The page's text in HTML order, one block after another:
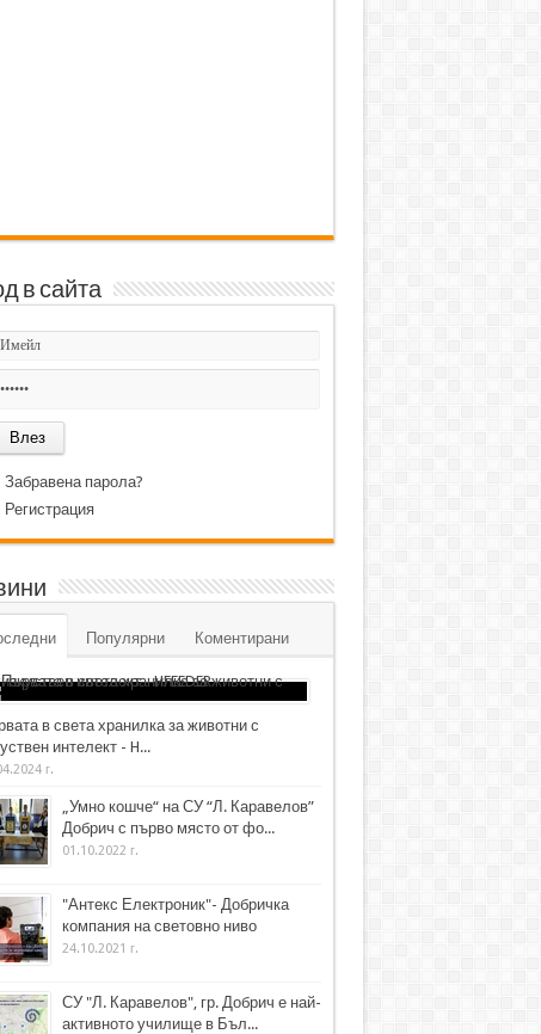
в сайта
Забравена парола?
Регистрация
Популярни Коментирани
в света хранилка за животни с
интелект - H...
г.
„Умно кошче“ на СУ “Л. Каравелов”
Добрич с първо място от фо...
01.10.2022 г.
"Антекс Електроник"- Добричка
компания на световно ниво
24.10.2021 г.
СУ "Л. Каравелов", гр. Добрич е най-
активното училище в Бъл...